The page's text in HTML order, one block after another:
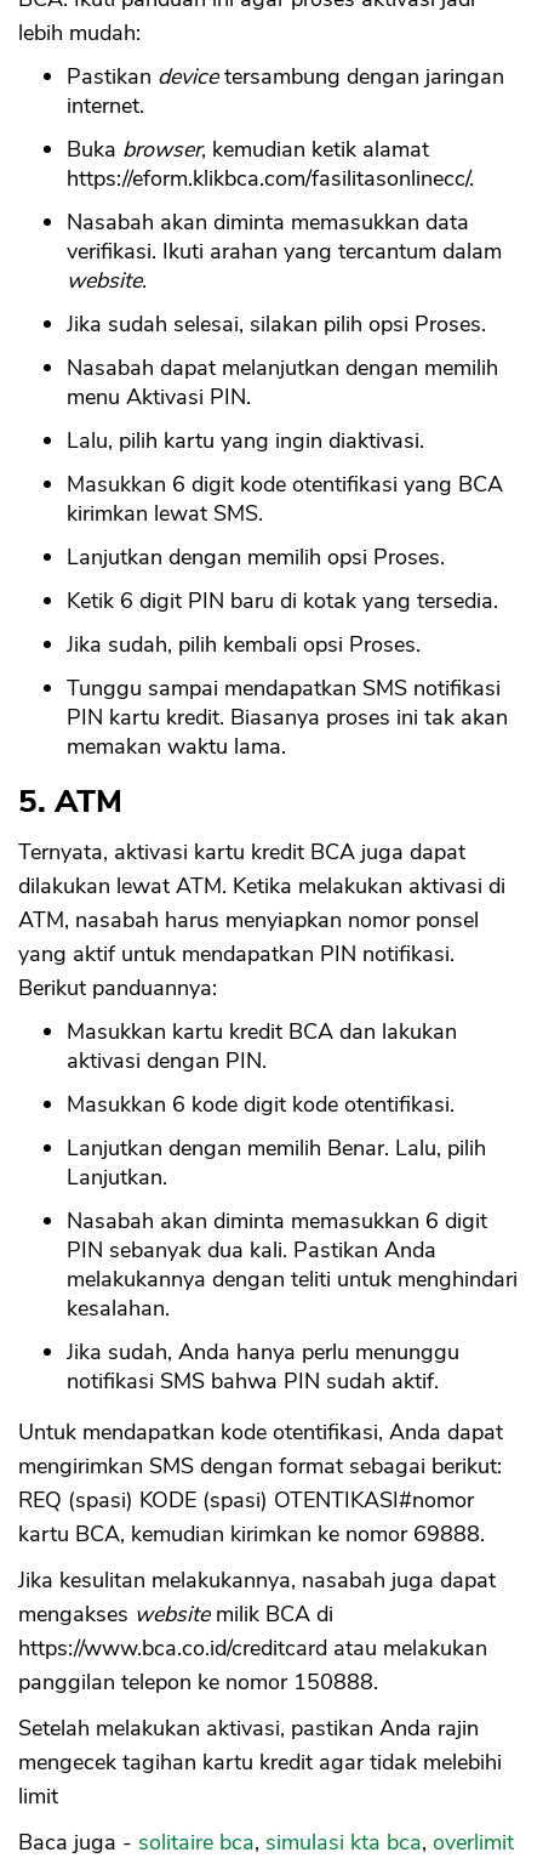
lebih mudah:
Pastikan devicetersambung dengan jaringan
internet.
Buka browser, kemudian ketik alamat
https://eform.klikbca.com/fasilitasonlinecc/.
Nasabah akan diminta memasukkan data
verifikasi. Ikuti arahan yang tercantum dalam
website.
Jika sudah selesai, silakan pilih opsi Proses.
Nasabah dapat melanjutkan dengan memilih
menu Aktivasi PIN.
Lalu, pilih kartu yang ingin diaktivasi.
Masukkan 6 digit kode otentifikasi yang BCA
kirimkan lewat SMS.
Lanjutkan dengan memilih opsi Proses.
Ketik 6 digit PIN baru di kotak yang tersedia.
Jika sudah, pilih kembali opsi Proses.
Tunggu sampai mendapatkan SMS notifikasi
PIN kartu kredit. Biasanya proses ini tak akan
memakan waktu lama.
5. ATM
Ternyata, aktivasi kartu kredit BCA juga dapat
dilakukan lewat ATM. Ketika melakukan aktivasi di
ATM, nasabah harus menyiapkan nomor ponsel
yang aktif untuk mendapatkan PIN notifikasi.
Berikut panduannya:
Masukkan kartu kredit BCA dan lakukan
aktivasi dengan PIN.
Masukkan 6 kode digit kode otentifikasi.
Lanjutkan dengan memilih Benar. Lalu, pilih
Lanjutkan.
Nasabah akan diminta memasukkan 6 digit
PIN sebanyak dua kali. Pastikan Anda
melakukannya dengan teliti untuk menghindari
kesalahan.
Jika sudah, Anda hanya perlu menunggu
notifikasi SMS bahwa PIN sudah aktif.
Untuk mendapatkan kode otentifikasi, Anda dapat
mengirimkan SMS dengan format sebagai berikut:
REQ (spasi) KODE (spasi) OTENTIKASI#nomor
kartu BCA, kemudian kirimkan ke nomor 69888.
Jika kesulitan melakukannya, nasabah juga dapat
mengakses websitemilik BCA di
https://www.bca.co.id/creditcard atau melakukan
panggilan telepon ke nomor 150888.
Setelah melakukan aktivasi, pastikan Anda rajin
mengecek tagihan kartu kredit agar tidak melebihi
limit
Baca juga - solitaire bca, simulasi kta bca, overlimit